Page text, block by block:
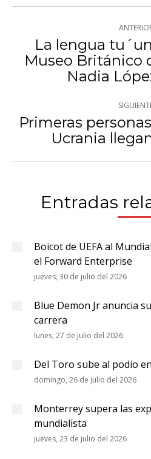
Navegación
entre
La lengua
Museo Británico
Nadia
Primeras
Ucrania
Entradas
Boicot de UEFA al
el Forward Enterprise
jueves, 30 de julio del 2026
Blue Demon Jr anuncia
carrera
lunes, 27 de julio del 2026
Del Toro sube al podio
domingo, 26 de julio del 2026
Monterrey supera las
mundialista
jueves, 23 de julio del 2026